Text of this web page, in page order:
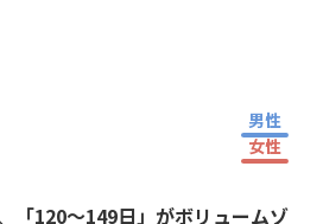
男性
女性
「120～149日」がボリュームゾ